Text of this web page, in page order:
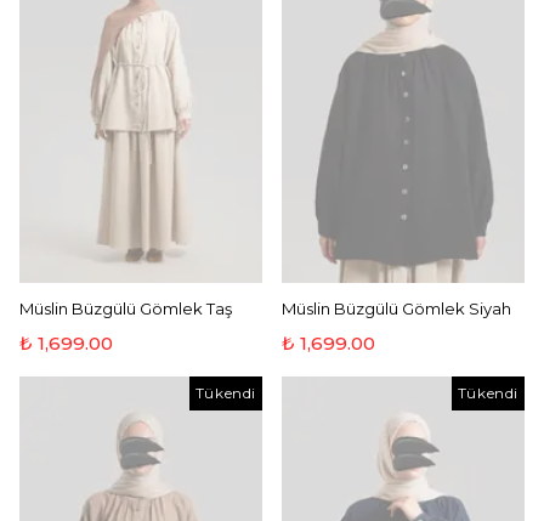
Müslin Büzgülü Gömlek Taş
₺ 1,699.00
Müslin Büzgülü Gömlek Siyah
₺ 1,699.00
Tükendi Tükendi